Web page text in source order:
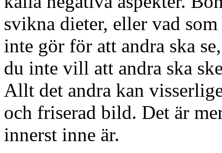
svikna dieter, eller vad
inte gör för att andra ska
du inte vill att andra ska
Allt det andra kan
och friserad bild. Det är
innerst inne är.